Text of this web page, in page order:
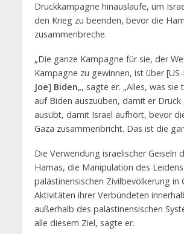
Druckkampagne hinauslaufe, um
den Krieg zu beenden, bevor die
zusammenbreche.
„Die ganze Kampagne für sie, der
Kampagne zu gewinnen, ist über
Joe] Biden„, sagte er. „Alles, was sie
auf Biden auszuüben, damit er Druck
ausübt, damit Israel aufhört, bevor
Gaza zusammenbricht. Das ist die
Die Verwendung israelischer Geiseln
Hamas, die Manipulation des
palästinensischen Zivilbevölkerung in
Aktivitäten ihrer Verbündeten
außerhalb des palästinensischen
alle diesem Ziel, sagte er.